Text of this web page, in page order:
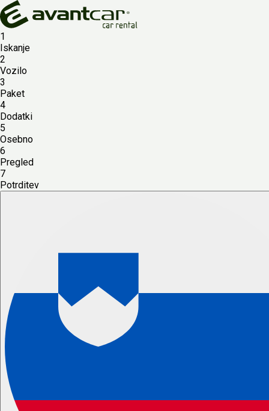
1
Iskanje
2
Vozilo
3
Paket
4
Dodatki
5
Osebno
6
Pregled
7
Potrditev